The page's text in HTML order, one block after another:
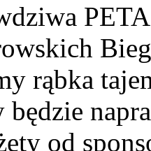
rąbka
będzie
od